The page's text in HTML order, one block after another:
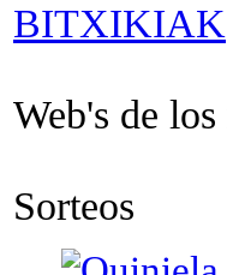
BITXIKIAK
Web's de
Sorteos